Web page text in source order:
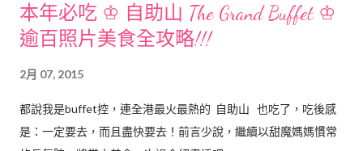
本年必吃 ♔ 自助山 The Grand Buffet ♔
逾百照片美食全攻略!!!
2月 07, 2015
都說我是buffet控，連全港最火最熱的 自助山 也吃了，吃後感
是：一定要去，而且盡快要去！前言少說，繼續以甜魔媽媽慣常